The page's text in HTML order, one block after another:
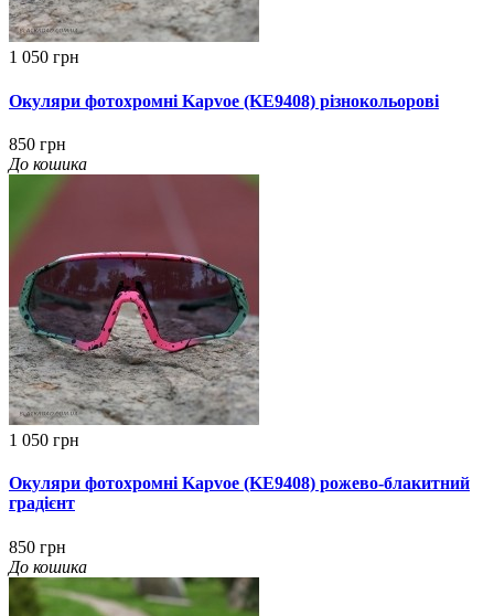
1 050 грн
Окуляри фотохромні Kapvoe (KE9408) різнокольорові
850 грн
До кошика
1 050 грн
Окуляри фотохромні Kapvoe (KE9408) рожево-блакитний
градієнт
850 грн
До кошика